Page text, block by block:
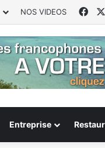
NOS VIDEOS
Entreprise